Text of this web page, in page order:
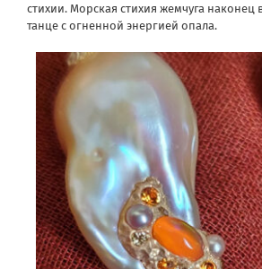
стихии. Морская стихия жемчуга наконец
танце с огненной энергией опала.